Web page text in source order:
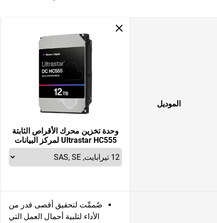
الموديل
وحدة تخزين محرك الأقراص الثابتة
Ultrastar HC555 لمركز البيانات
صُممِّت لتحقيق أقصى قدر من
الأداء لتلبية أحمال العمل التي